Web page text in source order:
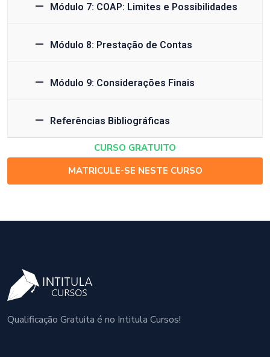
Módulo 7: COAP: Limites e Possibilidades
Módulo 8: Prestação de Contas
Módulo 9: Considerações Finais
Referências Bibliográficas
CURSO GRATUITO
MATRICULE-SE NESTE CURSO
Qualificação Gratuita é no Intitula Cursos!